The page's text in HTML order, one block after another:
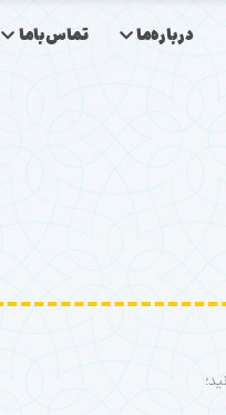
درباره‌ما تماس‌باما